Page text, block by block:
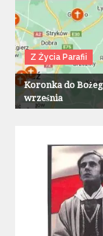
Z Życia Parafii
Koronka do
września